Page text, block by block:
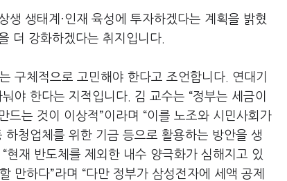
생 생태계·인재 육성에 투자하겠다는 계획을 밝혔
더 강화하겠다는 취지입니다
구체적으로 고민해야 한다고 조언합니다
연대기
야 한다는 지적입니다
김 교수는 “정부는 세금이
드는 것이 이상적”이라며 “이를 노조와 시민사회가
하청업체를 위한 기금 등으로 활용하는 방안을 생
“현재 반도체를 제외한 내수 양극화가 심해지고 있
만하다”라며 “다만 정부가 삼성전자에 세액 공제